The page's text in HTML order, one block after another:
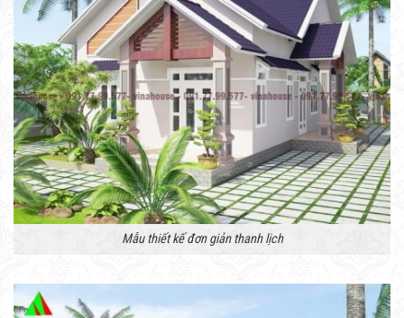
Mẫu thiết kế đơn giản thanh lịch